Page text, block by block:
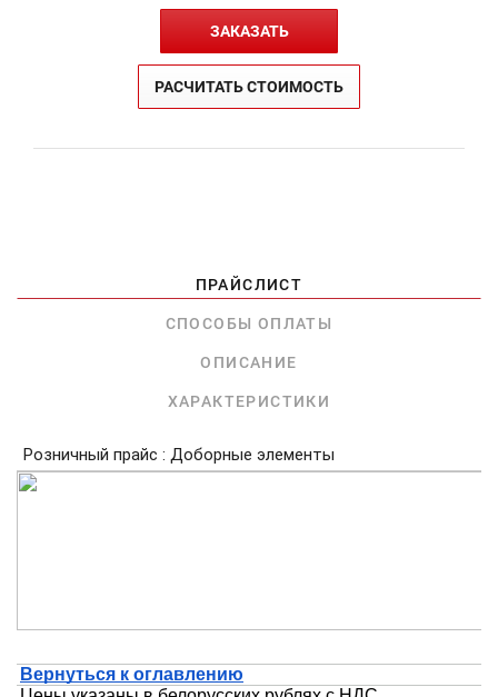
ЗАКАЗАТЬ
РАСЧИТАТЬ СТОИМОСТЬ
ПРАЙСЛИСТ
СПОСОБЫ ОПЛАТЫ
ОПИСАНИЕ
ХАРАКТЕРИСТИКИ